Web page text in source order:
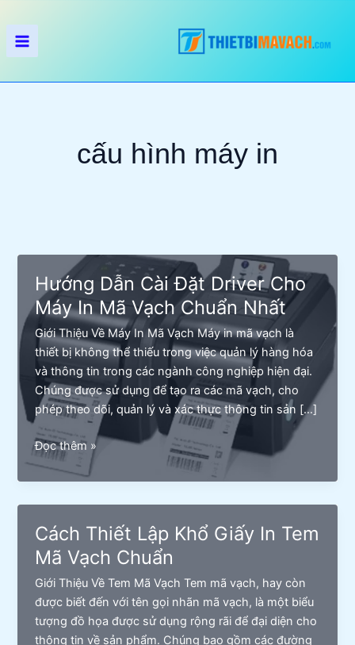
tới
nội
cấu hình máy in
Hướng Dẫn Cài Đặt Driver Cho
Máy In Mã Vạch Chuẩn Nhất
Giới Thiệu Về Máy In Mã Vạch Máy in mã vạch là
thiết bị không thể thiếu trong việc quản lý hàng hóa
và thông tin trong các ngành công nghiệp hiện đại.
Chúng được sử dụng để tạo ra các mã vạch, cho
phép theo dõi, quản lý và xác thực thông tin sản […]
Hướng
Dẫn
Cài
Đặt
Cho
Máy
In
Mã
Vạch
Chuẩn
Đọc thêm »
Cách Thiết Lập Khổ Giấy In Tem
Mã Vạch Chuẩn
Giới Thiệu Về Tem Mã Vạch Tem mã vạch, hay còn
được biết đến với tên gọi nhãn mã vạch, là một biểu
tượng đồ họa được sử dụng rộng rãi để đại diện cho
thông tin về sản phẩm. Chúng bao gồm các đường